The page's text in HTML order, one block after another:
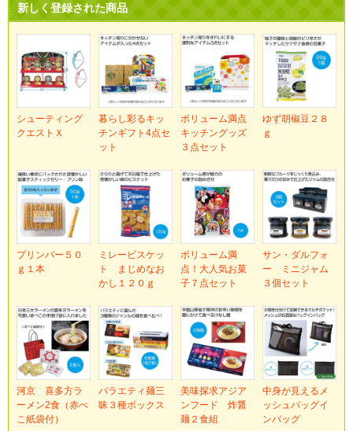
新しく登録された商品
シューティング
クエストＸ
暮らし彩るキッ
チンギフト4点セ
ット
ボリューム満点
キッチングッズ
３点セット
ゆず胡椒豆２８
ｇ
プリンバー５０
ｇ１本
ミレービスケッ
ト まじめなお
かし１２０ｇ
ボリューム満
点！大人気お菓
子７点セット
サン・ダルフォ
ー ミニジャム
３個セット
河京 喜多方ラ
ーメン2食（赤べ
こ紙袋付）
バラエティ麺三
昧３種ボックス
美味探求アジア
ンフード 炸醤
麺２食組
中身が見えるメ
ッシュバッグイ
ンバッグ